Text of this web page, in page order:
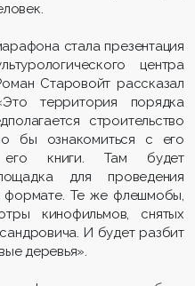
стала презентация
центра
Старовойт рассказал
территория порядка
строительство
бы ознакомиться с его
его книги. Там будет
для проведения
формате. Те же флешмобы,
кинофильмов, снятых
И будет разбит
деревья».